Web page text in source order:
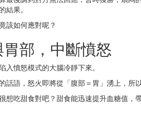
結果。
該如何應對呢？
部，中斷憤怒
入憤怒模式的大腦冷靜下來。
話語，怒火即將從「腹部＝胃」湧上，
想吃甜食對吧？甜食能迅速提升血糖值